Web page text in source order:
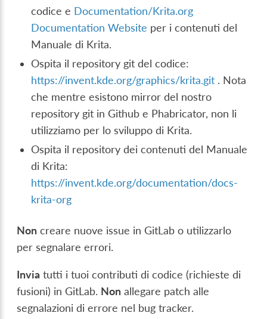
codice e Documentation/Krita.org
Documentation Website per i contenuti del
Manuale di Krita.
Ospita il repository git del codice:
https://invent.kde.org/graphics/krita.git . Nota
che mentre esistono mirror del nostro
repository git in Github e Phabricator, non li
utilizziamo per lo sviluppo di Krita.
Ospita il repository dei contenuti del Manuale
di Krita:
https://invent.kde.org/documentation/docs-
krita-org
Non creare nuove issue in GitLab o utilizzarlo
per segnalare errori.
Invia tutti i tuoi contributi di codice (richieste di
fusioni) in GitLab. Non allegare patch alle
segnalazioni di errore nel bug tracker.